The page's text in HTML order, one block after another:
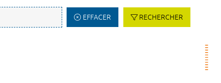
EFFACER RECHERCHER